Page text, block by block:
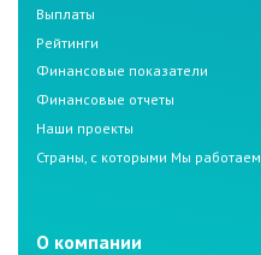
Выплаты
Рейтинги
Финансовые показатели
Финансовые отчеты
Наши проекты
Страны, с которыми Мы работаем
О компании